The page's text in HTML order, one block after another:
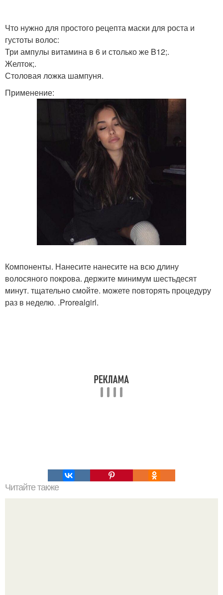
Что нужно для простого рецепта маски для роста и
густоты волос:
Три ампулы витамина в 6 и столько же B12;.
Желток;.
Столовая ложка шампуня.
Применение:
Компоненты. Нанесите нанесите на всю длину
волосяного покрова. держите минимум шестьдесят
минут. тщательно смойте. можете повторять процедуру
раз в неделю. .Prorealgirl.
Читайте также